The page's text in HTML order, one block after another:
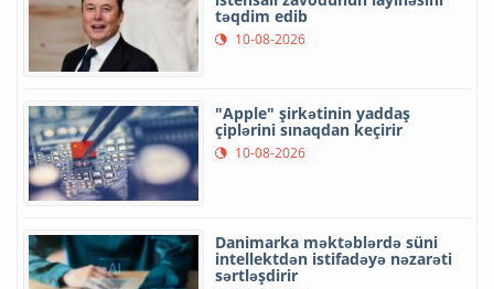
təqdim edib
10-08-2026
"Apple" şirkətinin yaddaş
çiplərini sınaqdan keçirir
10-08-2026
Danimarka məktəblərdə süni
intellektdən istifadəyə nəzarəti
sərtləşdirir